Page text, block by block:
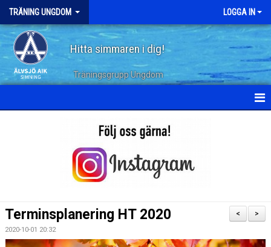
TRÄNING UNGDOM LOGGA IN
Hitta simmaren i dig!
Träningsgrupp Ungdom
TERMINSPLANERING
BILDGALLERI
>
<
Terminsplanering HT 2020
2020-10-01 20:32